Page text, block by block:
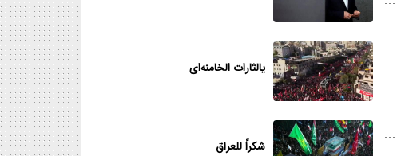
یالثارات الخامنه‌ای
شکراً للعراق